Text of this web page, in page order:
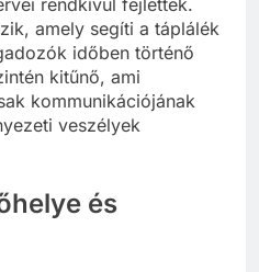
rendkívül fejlettek.
amely segíti a táplálék
időben történő
kitűnő, ami
kommunikációjának
veszélyek
és